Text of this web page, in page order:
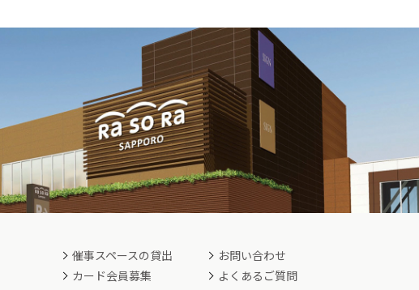
催事スペースの貸出
カード会員募集
お問い合わせ
よくあるご質問